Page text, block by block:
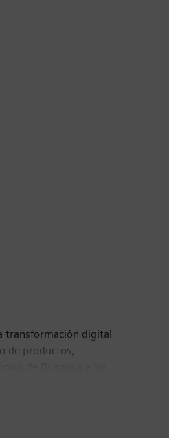
transformación digital
de productos,
del futuro.